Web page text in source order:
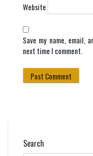
Website
Save my name,
next time I comment.
Search